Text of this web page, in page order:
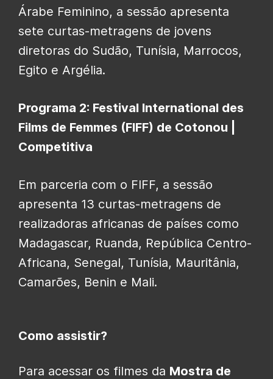
Árabe Feminino, a sessão apresenta
sete curtas-metragens de jovens
diretoras do Sudão, Tunísia, Marrocos,
Egito e Argélia.
Programa 2: Festival International des
Films de Femmes (FIFF) de Cotonou |
Competitiva
Em parceria com o FIFF, a sessão
apresenta 13 curtas-metragens de
realizadoras africanas de países como
Madagascar, Ruanda, República Centro-
Africana, Senegal, Tunísia, Mauritânia,
Camarões, Benin e Mali.
Como assistir?
Para acessar os filmes da Mostra de